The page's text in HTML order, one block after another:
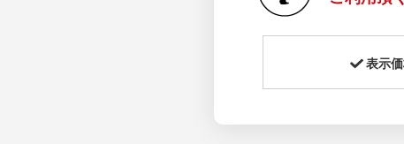
表示